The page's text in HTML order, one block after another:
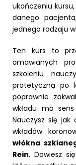
ukończeniu
danego
jednego rodzaju
Ten kurs to
omawianych
szkoleniu
protetyczną po
poprawnie
wkładu ma
Nauczysz się jak
wkładów
włókna
Rein. Dowiesz